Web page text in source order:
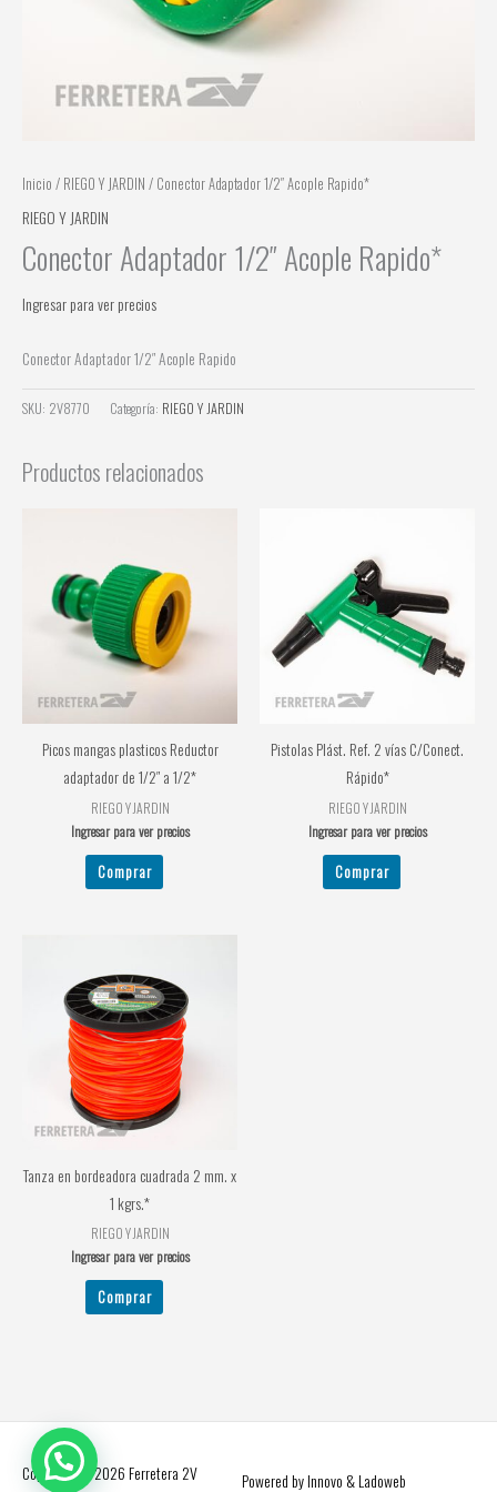
Inicio / RIEGO Y JARDIN / Conector Adaptador 1/2″ Acople Rapido*
RIEGO Y JARDIN
Conector Adaptador 1/2″ Acople Rapido*
Ingresar para ver precios
Conector Adaptador 1/2″ Acople Rapido
SKU: 2V8770 Categoría: RIEGO Y JARDIN
Productos relacionados
Picos mangas plasticos Reductor
adaptador de 1/2″ a 1/2*
RIEGO Y JARDIN
Ingresar para ver precios
Comprar
Pistolas Plást. Ref. 2 vías C/Conect.
Rápido*
RIEGO Y JARDIN
Ingresar para ver precios
Comprar
Tanza en bordeadora cuadrada 2 mm. x
1 kgrs.*
RIEGO Y JARDIN
Ingresar para ver precios
Comprar
Copyright © 2026 Ferretera 2V Powered by Innovo & Ladoweb